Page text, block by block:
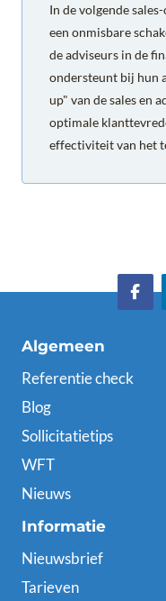
In de volgende
een onmisbare
de adviseurs in de
ondersteunt bij hun
up" van de sales en
optimale
effectiviteit van het
Algemeen
Referentie check
Blog
Sollicitatietips
WFT
Nieuws
Informatie
Nieuwsbrief
Tarieven